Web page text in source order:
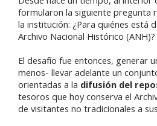
formularon la siguiente pregunta
la institución: ¿Para quiénes está
Archivo Nacional Histórico (ANH)?
El desafío fue entonces, generar
menos- llevar adelante un
orientadas a la difusión del
tesoros que hoy conserva el
de visitantes no tradicionales a